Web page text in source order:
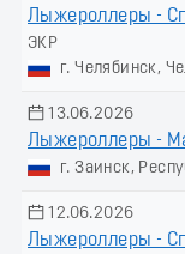
Лыжероллеры -
ЭКР
г. Челябинск,
13.06.2026
Лыжероллеры -
г. Заинск,
12.06.2026
Лыжероллеры -